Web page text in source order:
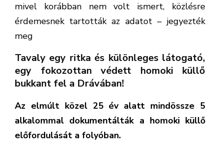
mivel korábban nem volt ismert, közlésre
érdemesnek tartották az adatot – jegyezték
meg
Tavaly egy ritka és különleges látogató,
egy fokozottan védett homoki küllő
bukkant fel a Drávában!
Az elmúlt közel 25 év alatt mindössze 5
alkalommal dokumentálták a homoki küllő
előfordulását a folyóban.